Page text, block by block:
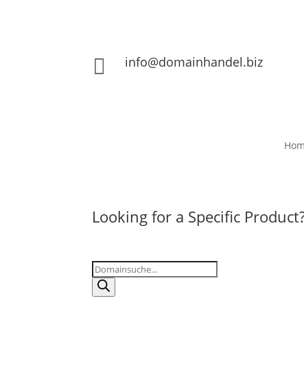
 info@domainhandel.biz
Looking for a Specific
Products
search